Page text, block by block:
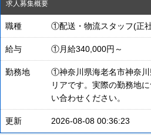
求人募集概要
職種 ①配送・物流スタッフ(正
給与 ①月給340,000円～
勤務地
①神奈川県海老名市神奈
リアです。実際の勤務地
い合わせください。
更新 2026-08-08 00:36:23